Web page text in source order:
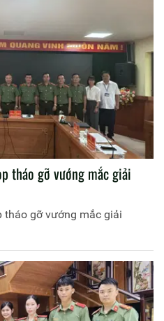
tháo gỡ vướng mắc giải
tháo gỡ vướng mắc giải